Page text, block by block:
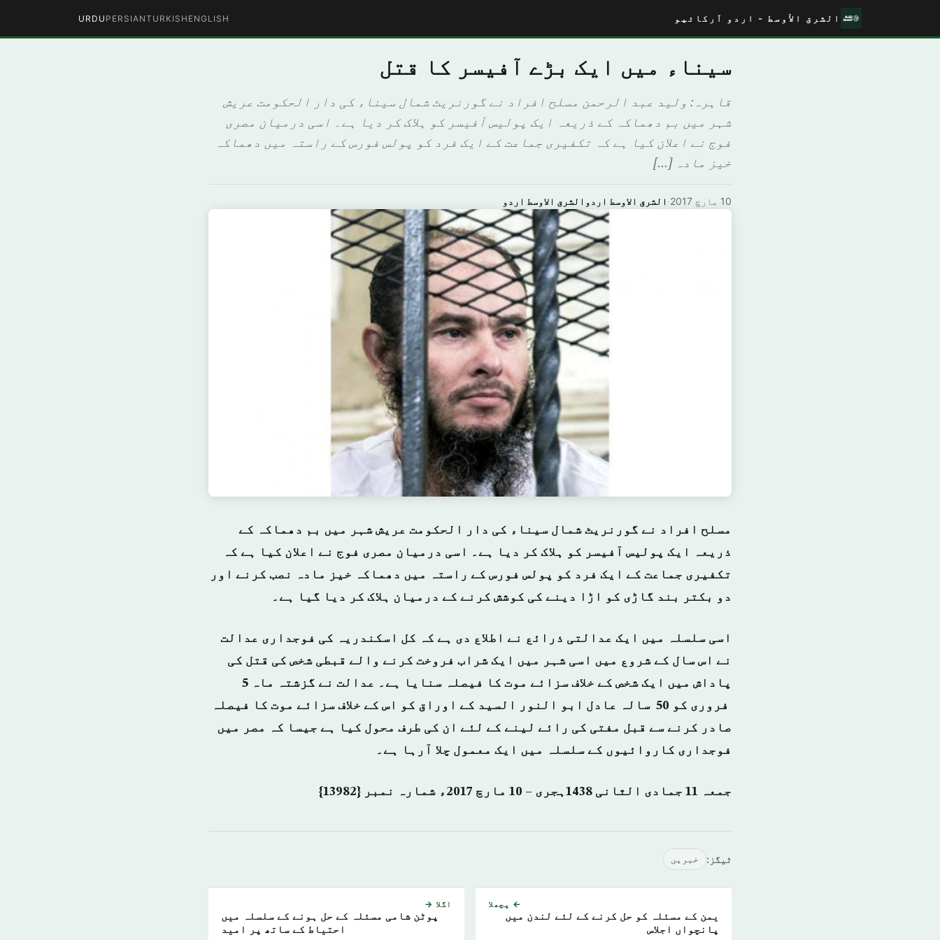
الشرق الأوسط - اردو آرکائیو ENGLISH
TURKISH
PERSIAN
URDU
سیناء میں ایک بڑے آفیسر کا قتل
قاہرہ: ولید عبد الرحمن مسلح افراد نے گورنریٹ شمال سیناء کی دار الحکومت عریش
شہر میں بم دھماکہ کے ذریعہ ایک پولیس آفیسر کو ہلاک کر دیا ہے۔ اسی درمیان مصری
فوج نے اعلان کیا ہے کہ تکفیری جماعت کے ایک فرد کو پولس فورس کے راستہ میں دھماکہ
خیز مادہ […]
الشرق الاوسط اردوالشرق الاوسط اردو · 10 مارچ 2017
مسلح افراد نے گورنریٹ شمال سیناء کی دار الحکومت عریش شہر میں بم دھماکہ کے
ذریعہ ایک پولیس آفیسر کو ہلاک کر دیا ہے۔ اسی درمیان مصری فوج نے اعلان کیا ہے کہ
تکفیری جماعت کے ایک فرد کو پولس فورس کے راستہ میں دھماکہ خیز مادہ نصب کرنے اور
دو بکتر بند گاڑی کو اڑا دینے کی کوشش کرنے کے درمیان ہلاک کر دیا گیا ہے۔
اسی سلسلہ میں ایک عدالتی ذرائع نے اطلاع دی ہے کہ کل اسکندریہ کی فوجداری عدالت
نے اس سال کے شروع میں اسی شہر میں ایک شراب فروخت کرنے والے قبطی شخص کی قتل کی
پاداش میں ایک شخص کے خلاف سزائے موت کا فیصلہ سنایا ہے۔ عدالت نے گزشتہ ماہ 5
فروری کو 50 سالہ عادل ابو النور السید کے اوراق کو اس کے خلاف سزائے موت کا فیصلہ
صادر کرنے سے قبل مفتی کی رائے لینے کے لئے ان کی طرف محول کیا ہے جیسا کہ مصر میں
فوجداری کاروائیوں کے سلسلہ میں ایک معمول چلا آرہا ہے۔
جمعہ 11 جمادی الثانی 1438ہجری – 10 مارچ 2017ء شمارہ نمبر {13982}
ٹیگز: خبريں
← پچھلا
یمن کے مسئلہ کو حل کرنے کے لئے لندن میں
پانچواں اجلاس
اگلا →
پوٹن شامی مسئلہ کے حل ہونے کے سلسلہ میں
احتیاط کے ساتھ پر امید